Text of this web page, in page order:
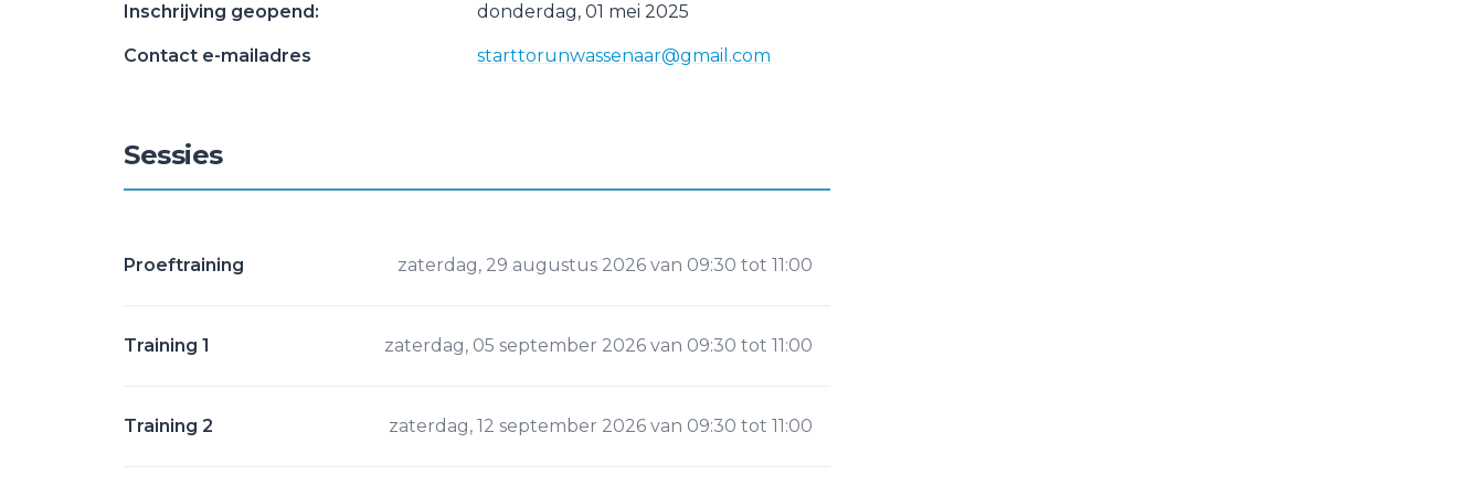
Inschrijving geopend: donderdag, 01 mei 2025
Contact e-mailadres starttorunwassenaar@gmail.com
Sessies
Proeftraining zaterdag, 29 augustus 2026 van 09:30 tot 11:00
Training 1 zaterdag, 05 september 2026 van 09:30 tot 11:00
Training 2 zaterdag, 12 september 2026 van 09:30 tot 11:00